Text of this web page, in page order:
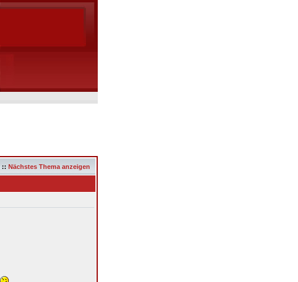
:: Nächstes Thema anzeigen